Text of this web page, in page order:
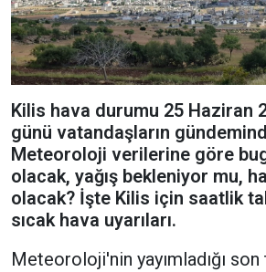
Kilis hava durumu 25 Haziran
günü vatandaşların
Meteoroloji verilerine göre
olacak, yağış bekleniyor mu,
olacak? İşte Kilis için saatlik
sıcak hava uyarıları.
Meteoroloji'nin yayımladığı